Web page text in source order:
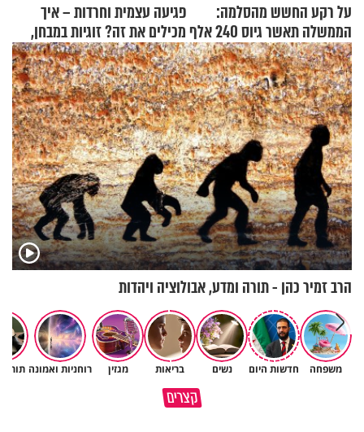
על רקע החשש מהסלמה:
הממשלה תאשר גיוס 240 אלף
אנשי מילואים
פגיעה עצמית וחרדות – איך
מכילים את זה? זוגיות במבחן,
הפעם עם יהודית ואלתר כהן
הרב זמיר כהן - תורה ומדע, אבולוציה ויהדות
משפחה חדשות היום נשים בריאות מגזין רוחניות ואמונה תורה
קצריםמדוע האמונה נמשלה למלח?
גם ׳הרע׳ זה הרחמים של בורא